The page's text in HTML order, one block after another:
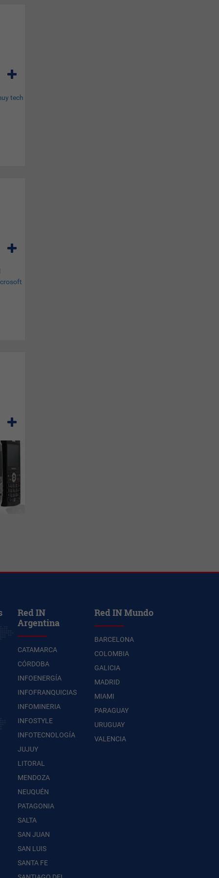
Red IN
Argentina
CATAMARCA
CÓRDOBA
INFOENERGÍA
INFOFRANQUICIAS
INFOMINERIA
INFOSTYLE
INFOTECNOLOGÍA
JUJUY
LITORAL
MENDOZA
NEUQUÉN
PATAGONIA
SALTA
SAN JUAN
SAN LUIS
SANTA FE
Red IN Mundo
BARCELONA
COLOMBIA
GALICIA
MADRID
MIAMI
PARAGUAY
URUGUAY
VALENCIA